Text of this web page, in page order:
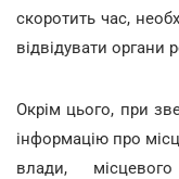
скоротить час,
відвідувати органи
Окрім цього, при
інформацію про
влади,